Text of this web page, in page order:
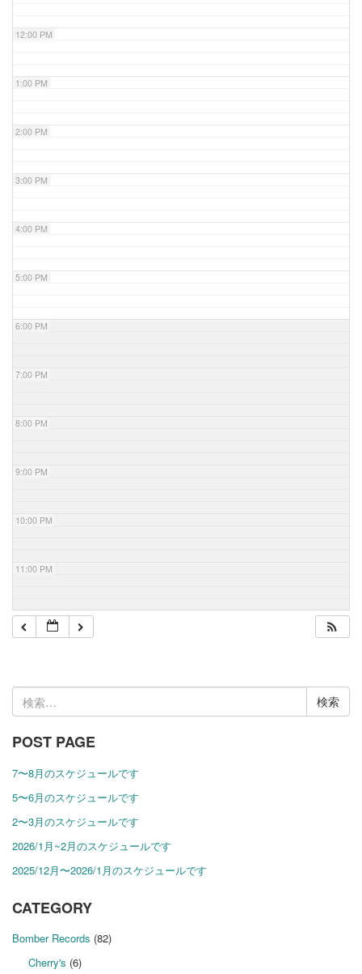
12:00 PM
1:00 PM
2:00 PM
3:00 PM
4:00 PM
5:00 PM
6:00 PM
7:00 PM
8:00 PM
9:00 PM
10:00 PM
11:00 PM
検
索:
POST PAGE
7〜8月のスケジュールです
5〜6月のスケジュールです
2〜3月のスケジュールです
2026/1月~2月のスケジュールです
2025/12月〜2026/1月のスケジュールです
CATEGORY
Bomber Records (82)
Cherry's (6)